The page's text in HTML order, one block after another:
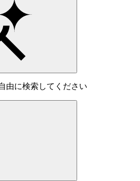
由に検索してください